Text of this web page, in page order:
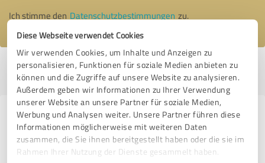
Diese Webseite verwendet Cookies
Wir verwenden Cookies, um Inhalte und Anzeigen zu
personalisieren, Funktionen für soziale Medien anbieten zu
können und die Zugriffe auf unsere Website zu analysieren.
Außerdem geben wir Informationen zu Ihrer Verwendung
unserer Website an unsere Partner für soziale Medien,
Werbung und Analysen weiter. Unsere Partner führen diese
Informationen möglicherweise mit weiteren Daten
zusammen, die Sie ihnen bereitgestellt haben oder die sie im
Rahmen Ihrer Nutzung der Dienste gesammelt haben.
Ich stimme den Datenschutzbestimmungen zu.
Profil aktiv seit 16.04.2018 |Letzte Aktualisierung: 04.09.2018|Profil
melden
Erfahrungen zu weiteren
Anbietern aus dem Bereich
Coaching